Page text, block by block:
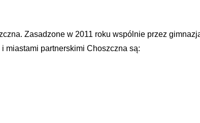
Zasadzone w 2011 roku wspólnie przez
miastami partnerskimi Choszczna są: